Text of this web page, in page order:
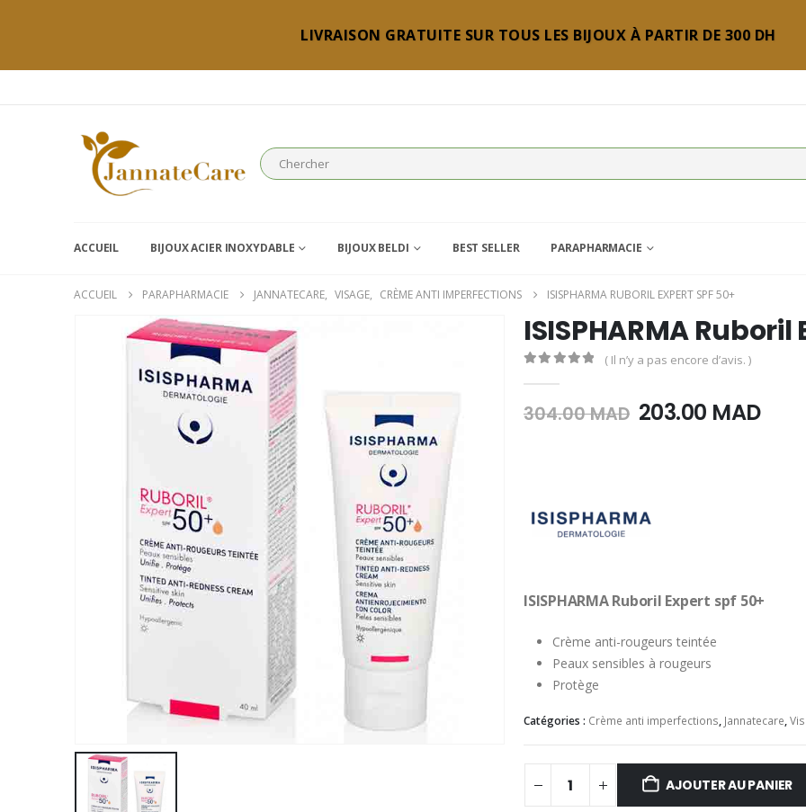
LIVRAISON GRATUITE SUR TOUS LES BIJOUX À PARTIR DE 300 DH
ACCUEIL BIJOUX ACIER INOXYDABLE BIJOUX BELDI BEST SELLER PARAPHARMACIE
ACCUEIL PARAPHARMACIE JANNATECARE, VISAGE, CRÈME ANTI IMPERFECTIONS ISISPHARMA RUBORIL EXPERT SPF 50+
ISISPHARMA Ruboril
( Il n’y a pas encore d’avis. )
304.00MAD Le
MAD.
203.00 MADLe
ISISPHARMA Ruboril Expert spf 50+
Crème anti-rougeurs teintée
Peaux sensibles à rougeurs
Protège
Catégories : Crème anti imperfections, Jannatecare,
AJOUTER AU PANIER